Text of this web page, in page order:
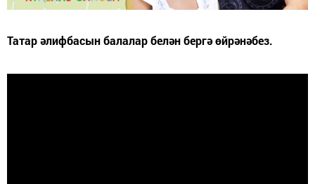
Татар әлифбасын балалар белән бергә өйрәнәбез.